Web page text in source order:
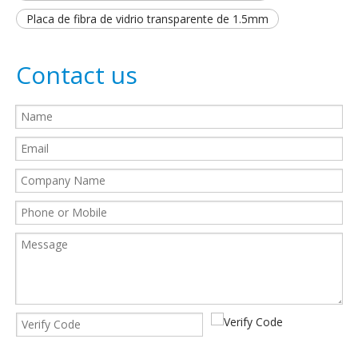
Placa de fibra de vidrio transparente de 1.5mm
Contact us